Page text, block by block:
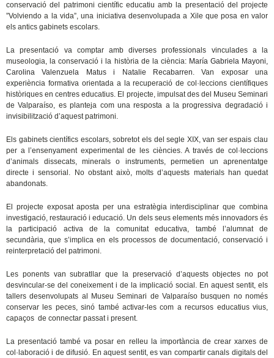
conservació del patrimoni científic educatiu amb la presentació del projecte
”Volviendo a la vida”, una iniciativa desenvolupada a Xile que posa en valor
els antics gabinets escolars.
La presentació va comptar amb diverses professionals vinculades a la
museologia, la conservació i la història de la ciència: María Gabriela Mayoni,
Carolina Valenzuela Matus i Natalie Recabarren. Van exposar una
experiència formativa orientada a la recuperació de col·leccions científiques
històriques en centres educatius. El projecte, impulsat des del Museu Seminari
de Valparaíso, es planteja com una resposta a la progressiva degradació i
invisibilització d’aquest patrimoni.
Els gabinets científics escolars, sobretot els del segle XIX, van ser espais clau
per a l’ensenyament experimental de les ciències. A través de col·leccions
d’animals dissecats, minerals o instruments, permetien un aprenentatge
directe i sensorial. No obstant això, molts d’aquests materials han quedat
abandonats.
El projecte exposat aposta per una estratègia interdisciplinar que combina
investigació, restauració i educació. Un dels seus elements més innovadors és
la participació activa de la comunitat educativa, també l’alumnat de
secundària, que s’implica en els processos de documentació, conservació i
reinterpretació del patrimoni.
Les ponents van subratllar que la preservació d’aquests objectes no pot
desvincular-se del coneixement i de la implicació social. En aquest sentit, els
tallers desenvolupats al Museu Seminari de Valparaíso busquen no només
conservar les peces, sinó també activar-les com a recursos educatius vius,
capaços de connectar passat i present.
La presentació també va posar en relleu la importància de crear xarxes de
col·laboració i de difusió. En aquest sentit, es van compartir canals digitals del